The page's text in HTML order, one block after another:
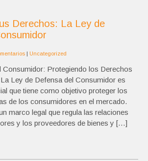
Derechos: La Ley de
Uncategorized
Consumidor: Protegiendo los Derechos
Ley de Defensa del Consumidor es
que tiene como objetivo proteger los
de los consumidores en el mercado.
marco legal que regula las relaciones
y los proveedores de bienes y […]